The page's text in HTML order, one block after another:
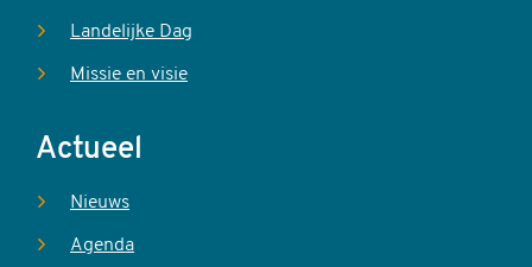
Landelijke Dag
Missie en visie
Actueel
Nieuws
Agenda